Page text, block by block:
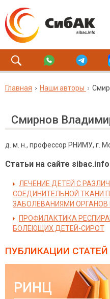
Главная Наши авторы
Смирнов
д. м. н., профессор РНИМУ, г.
Статьи на сайте sibac.info
ЛЕЧЕНИЕ ДЕТЕЙ С
СОЕДИНИТЕЛЬНОЙ ТКАНИ
ЗАБОЛЕВАНИЯМИ
ПРОФИЛАКТИКА
БОЛЕЮЩИХ ДЕТЕЙ-СИРОТ
ПУБЛИКАЦИИ СТАТЕЙ
РИНЦ